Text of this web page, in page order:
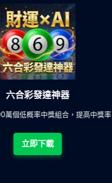
彩發達神器
低概率中獎組合，提高中獎率
立即下載